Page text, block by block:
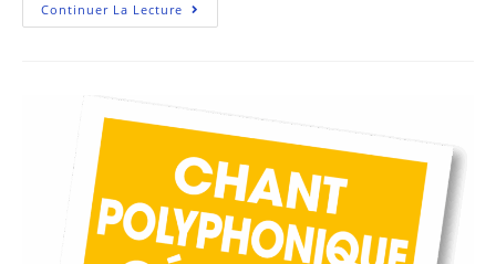
Continuer La Lecture